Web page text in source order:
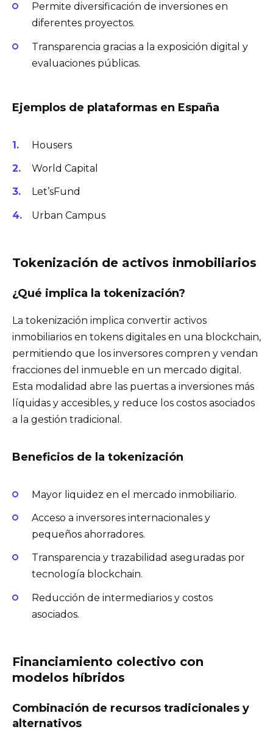
Permite diversificación de inversiones en
diferentes proyectos.
Transparencia gracias a la exposición digital y
evaluaciones públicas.
Ejemplos de plataformas en España
Housers
World Capital
Let’sFund
Urban Campus
Tokenización de activos inmobiliarios
¿Qué implica la tokenización?
La tokenización implica convertir activos
inmobiliarios en tokens digitales en una blockchain,
permitiendo que los inversores compren y vendan
fracciones del inmueble en un mercado digital.
Esta modalidad abre las puertas a inversiones más
líquidas y accesibles, y reduce los costos asociados
a la gestión tradicional.
Beneficios de la tokenización
Mayor liquidez en el mercado inmobiliario.
Acceso a inversores internacionales y
pequeños ahorradores.
Transparencia y trazabilidad aseguradas por
tecnología blockchain.
Reducción de intermediarios y costos
asociados.
Financiamiento colectivo con
modelos híbridos
Combinación de recursos tradicionales y
alternativos